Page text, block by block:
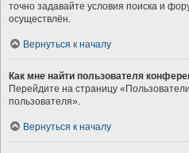
точно задавайте условия поиска и
осуществлён.
Вернуться к началу
Как мне найти пользователя
Перейдите на страницу
пользователя».
Вернуться к началу